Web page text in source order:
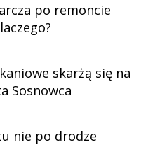
po remoncie
skarżą się na
Sosnowca
nie po drodze